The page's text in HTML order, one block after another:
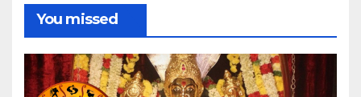
You missed